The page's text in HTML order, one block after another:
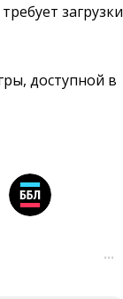
загрузки
доступной в
···